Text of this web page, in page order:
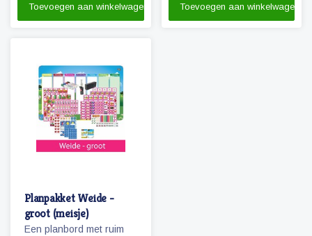
Toevoegen aan winkelwagen
een set stiften en
Toevoegen aan winkelwagen
Planpakket Weide -
groot (meisje)
Een planbord met ruim